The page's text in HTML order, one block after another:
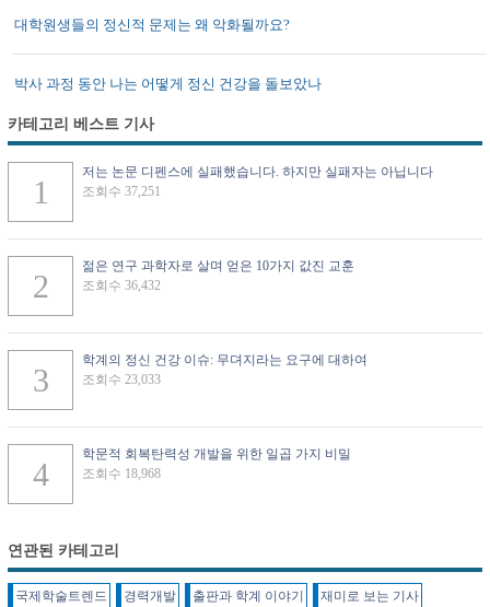
대학원생들의 정신적 문제는 왜 악화될까요?
박사 과정 동안 나는 어떻게 정신 건강을 돌보았나
카테고리 베스트 기사
저는 논문 디펜스에 실패했습니다. 하지만 실패자는 아닙니다
조회수 37,251
젊은 연구 과학자로 살며 얻은 10가지 값진 교훈
조회수 36,432
학계의 정신 건강 이슈: 무뎌지라는 요구에 대하여
조회수 23,033
학문적 회복탄력성 개발을 위한 일곱 가지 비밀
조회수 18,968
연관된 카테고리
국제학술트렌드 경력개발 출판과 학계 이야기 재미로 보는 기사